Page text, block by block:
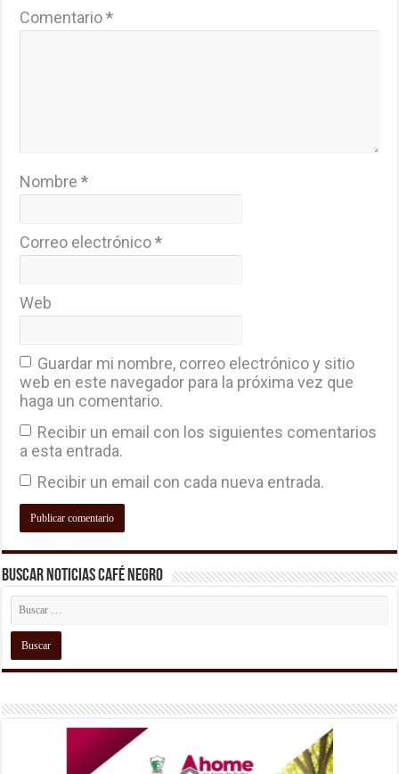
Comentario*
Nombre*
Correo electrónico*
Web
Guardar mi nombre, correo electrónico y sitio
web en este navegador para la próxima vez que
haga un comentario.
Recibir un email con los siguientes comentarios
a esta entrada.
Recibir un email con cada nueva entrada.
Buscar Noticias Café Negro